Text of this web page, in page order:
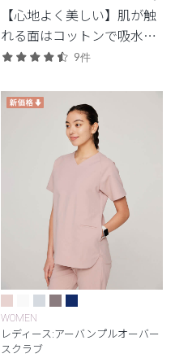
【心地よく美しい】肌が触
れる面はコットンで吸水性
があり、汗をかいても快適
「LUXE(リュクス)」。
9件
WOMEN
レディース:アーバンプルオーバー
スクラブ